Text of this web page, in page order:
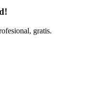
gratis.